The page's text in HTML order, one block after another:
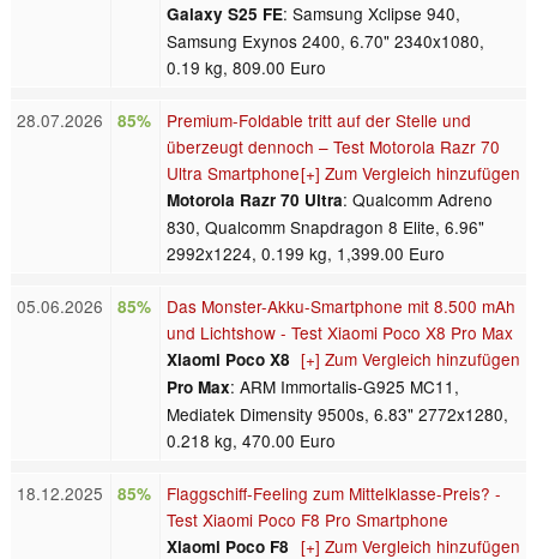
Galaxy S25 FE: Samsung Xclipse 940,
Samsung Exynos 2400, 6.70" 2340x1080,
0.19 kg, 809.00 Euro
28.07.2026 85%
Premium-Foldable tritt auf der Stelle und
überzeugt dennoch – Test Motorola Razr 70
Ultra Smartphone[+] Zum Vergleich hinzufügen
Motorola Razr 70 Ultra: Qualcomm Adreno
830, Qualcomm Snapdragon 8 Elite, 6.96"
2992x1224, 0.199 kg, 1,399.00 Euro
05.06.2026 85%
Das Monster-Akku-Smartphone mit 8.500 mAh
und Lichtshow - Test Xiaomi Poco X8 Pro Max
[+] Zum Vergleich hinzufügen
Xiaomi Poco X8
Pro Max: ARM Immortalis-G925 MC11,
Mediatek Dimensity 9500s, 6.83" 2772x1280,
0.218 kg, 470.00 Euro
18.12.2025 85%
Flaggschiff-Feeling zum Mittelklasse-Preis? -
Test Xiaomi Poco F8 Pro Smartphone
[+] Zum Vergleich hinzufügen
Xiaomi Poco F8